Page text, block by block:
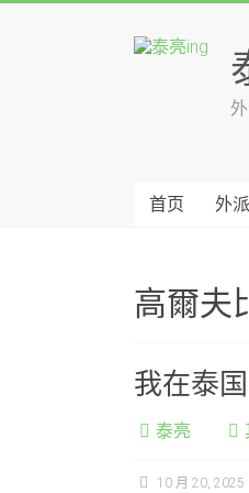
首页 外
高爾夫
我在泰
泰亮
10 月 20, 2025